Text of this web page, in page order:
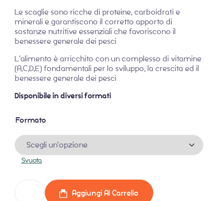
Le scaglie sono ricche di proteine, carboidrati e
minerali e garantiscono il corretto apporto di
sostanze nutritive essenziali che favoriscono il
benessere generale dei pesci
L’alimento è arricchito con un complesso di vitamine
(A,C,D,E) fondamentali per lo sviluppo, la crescita ed il
benessere generale dei pesci
Disponibile in diversi formati
Formato
Svuota
Aggiungi Al Carrello